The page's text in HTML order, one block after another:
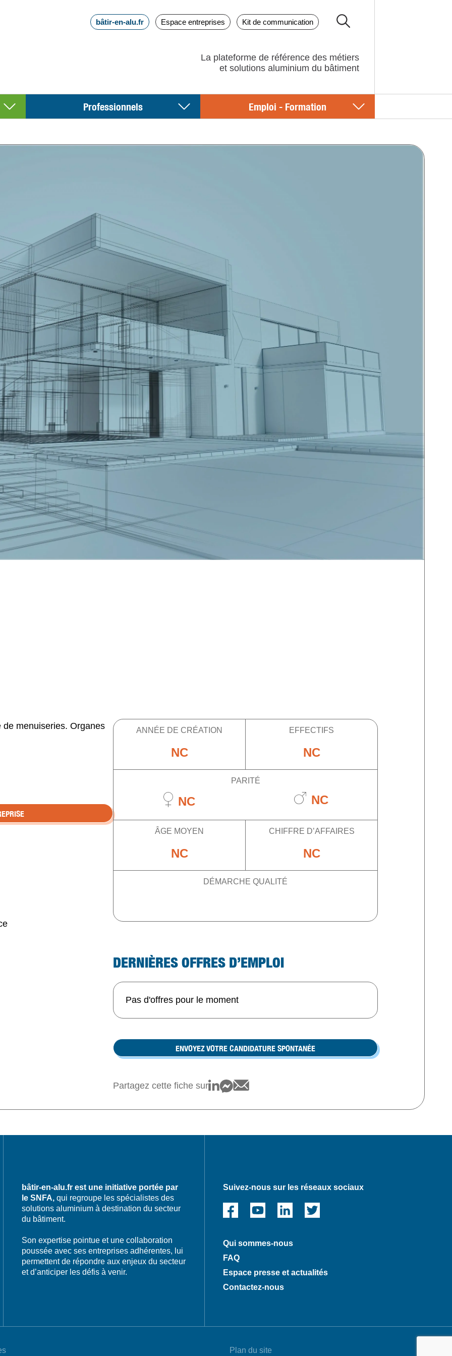
bâtir-en-alu.fr Espace entreprises Kit de communication
La plateforme de référence des métiers
et solutions aluminium du bâtiment
Professionnels Emploi - Formation
menuiseries. Organes ANNÉE DE CRÉATION
NC
EFFECTIFS
NC
PARITÉ
NC NC
ÂGE MOYEN
NC
CHIFFRE D’AFFAIRES
NC
DÉMARCHE QUALITÉ
DERNIÈRES OFFRES D’EMPLOI
Pas d'offres pour le moment
ENVOYEZ VOTRE CANDIDATURE SPONTANÉE
Partagez cette fiche sur
bâtir-en-alu.fr est une initiative portée par
le SNFA,qui regroupe les spécialistes des
solutions aluminium à destination du secteur
du bâtiment.
Son expertise pointue et une collaboration
poussée avec ses entreprises adhérentes, lui
permettent de répondre aux enjeux du secteur
et d’anticiper les défis à venir.
Suivez-nous sur les réseaux sociaux
Qui sommes-nous
FAQ
Espace presse et actualités
Contactez-nous
Plan du site